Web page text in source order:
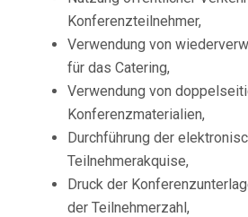
Konferenzteilnehmer,
Verwendung von
für das Catering,
Verwendung von
Konferenzmaterialien,
Durchführung der
Teilnehmerakquise,
Druck der
der Teilnehmerzahl,